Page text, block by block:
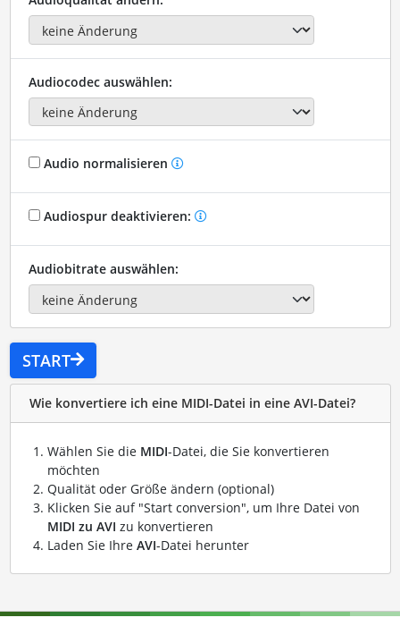
Audiocodec auswählen:
Audio normalisieren
Audiospur deaktivieren:
Audiobitrate auswählen:
START
Wie konvertiere ich eine MIDI-Datei in eine AVI-Datei?
Wählen Sie die MIDI-Datei, die Sie konvertieren
möchten
Qualität oder Größe ändern (optional)
Klicken Sie auf "Start conversion", um Ihre Datei von
MIDI zu AVI zu konvertieren
Laden Sie Ihre AVI-Datei herunter